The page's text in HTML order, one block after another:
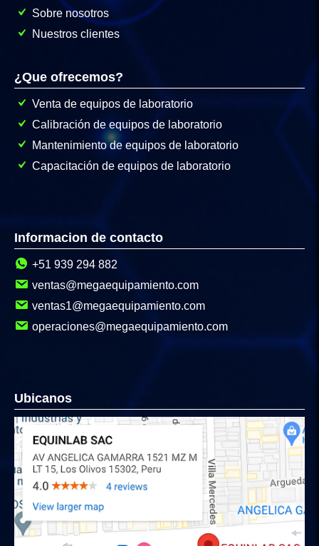
Sobre nosotros
Nuestros clientes
¿Que ofrecemos?
Venta de equipos de laboratorio
Calibración de equipos de laboratorio
Mantenimiento de equipos de laboratorio
Capacitación de equipos de laboratorio
Informacion de contacto
+51 939 294 882
ventas@megaequipamiento.com
ventas1@megaequipamiento.com
operaciones@megaequipamiento.com
Ubicanos